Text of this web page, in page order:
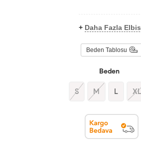
+ Daha Fazla
Beden Tablosu
Beden
S M L XL